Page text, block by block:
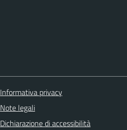
Informativa privacy
Note legali
Dichiarazione di accessibilità